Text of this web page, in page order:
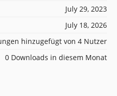
July 29, 2023
July 18, 2026
hinzugefügt von 4 Nutzer
0 Downloads in diesem Monat